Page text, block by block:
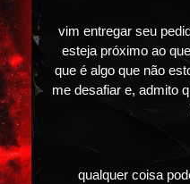
vim entregar seu
esteja próximo ao
que é algo que não
me desafiar e, admito
qualquer coisa